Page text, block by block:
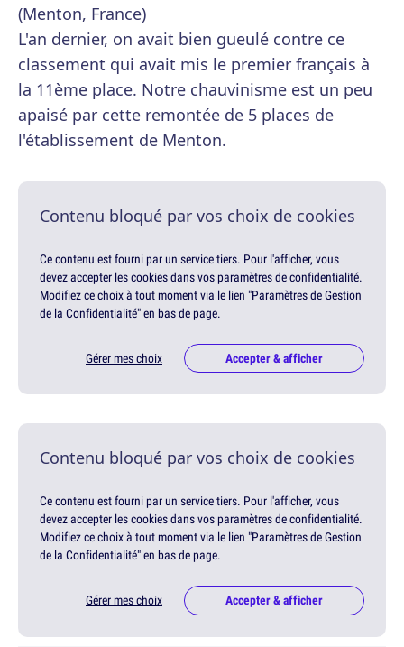
(Menton, France)
L'an dernier, on avait bien gueulé contre ce
classement qui avait mis le premier français à
la 11ème place. Notre chauvinisme est un peu
apaisé par cette remontée de 5 places de
l'établissement de Menton.
Contenu bloqué par vos choix de cookies
Ce contenu est fourni par un service tiers. Pour l'afficher, vous
devez accepter les cookies dans vos paramètres de confidentialité.
Modifiez ce choix à tout moment via le lien "Paramètres de Gestion
de la Confidentialité" en bas de page.
Gérer mes choix Accepter & afficher
Contenu bloqué par vos choix de cookies
Ce contenu est fourni par un service tiers. Pour l'afficher, vous
devez accepter les cookies dans vos paramètres de confidentialité.
Modifiez ce choix à tout moment via le lien "Paramètres de Gestion
de la Confidentialité" en bas de page.
Gérer mes choix Accepter & afficher